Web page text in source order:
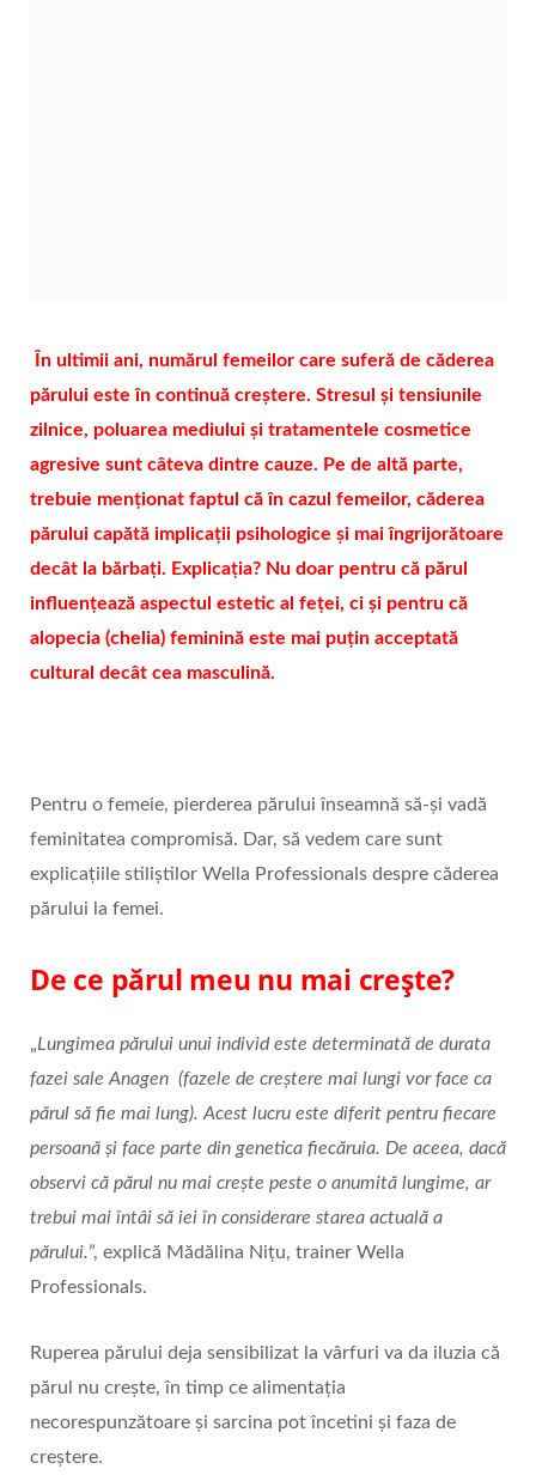
În ultimii ani, numărul femeilor care suferă de căderea
părului este în continuă creștere. Stresul și tensiunile
zilnice, poluarea mediului și tratamentele cosmetice
agresive sunt câteva dintre cauze. Pe de altă parte,
trebuie menționat faptul că în cazul femeilor, căderea
părului capătă implicații psihologice și mai îngrijorătoare
decât la bărbați. Explicația? Nu doar pentru că părul
influențează aspectul estetic al feței, ci și pentru că
alopecia (chelia) feminină este mai puțin acceptată
cultural decât cea masculină.
Pentru o femeie, pierderea părului înseamnă să-și vadă
feminitatea compromisă. Dar, să vedem care sunt
explicațiile stiliștilor Wella Professionals despre căderea
părului la femei.
De ce părul meu nu mai crește?
„Lungimea părului unui individ este determinată de durata
fazei sale Anagen (fazele de creștere mai lungi vor face ca
părul să fie mai lung). Acest lucru este diferit pentru fiecare
persoană și face parte din genetica fiecăruia. De aceea, dacă
observi că părul nu mai crește peste o anumită lungime, ar
trebui mai întâi să iei în considerare starea actuală a
părului.”, explică Mădălina Nițu, trainer Wella
Professionals.
Ruperea părului deja sensibilizat la vârfuri va da iluzia că
părul nu crește, în timp ce alimentația
necorespunzătoare și sarcina pot încetini și faza de
creștere.